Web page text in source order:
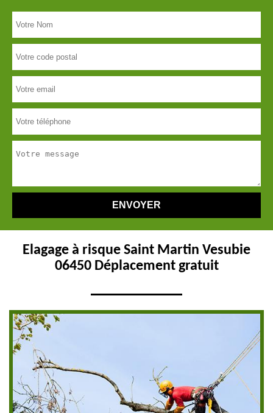
Elagage à risque Saint Martin Vesubie
06450 Déplacement gratuit